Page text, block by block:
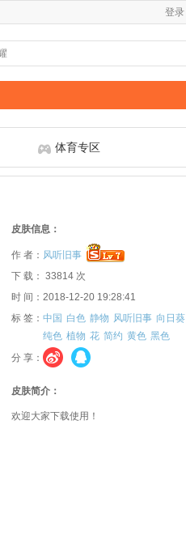
登录
体育专区
皮肤信息：
作 者： 风听旧事
下 载： 33814 次
时 间：2018-12-20 19:28:41
标 签： 中国 白色 静物 风听旧事 向日葵
纯色 植物 花 简约 黄色 黑色
分 享：
皮肤简介：
欢迎大家下载使用！